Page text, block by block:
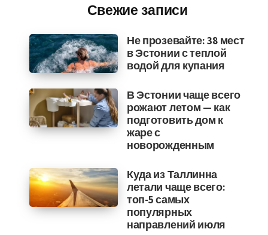
Свежие записи
Не прозевайте: 38 мест
в Эстонии с теплой
водой для купания
В Эстонии чаще всего
рожают летом — как
подготовить дом к
жаре с
новорожденным
Куда из Таллинна
летали чаще всего:
топ-5 самых
популярных
направлений июля